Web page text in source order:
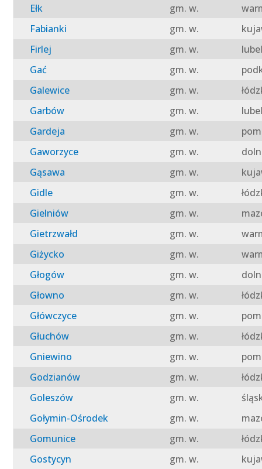
Ełk
gm. w.
Fabianki
gm. w.
Firlej
gm. w.
Gać
gm. w.
Galewice
gm. w.
Garbów
gm. w.
Gardeja
gm. w.
Gaworzyce
gm. w.
Gąsawa
gm. w.
Gidle
gm. w.
Gielniów
gm. w.
Gietrzwałd
gm. w.
Giżycko
gm. w.
Głogów
gm. w.
Głowno
gm. w.
Główczyce
gm. w.
Głuchów
gm. w.
Gniewino
gm. w.
Godzianów
gm. w.
Goleszów
gm. w.
Gołymin-Ośrodek
gm. w.
Gomunice
gm. w.
Gostycyn
gm. w.